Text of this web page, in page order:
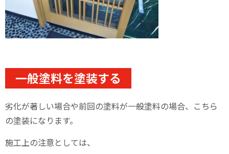
一般塗料を塗装する
劣化が著しい場合や前回の塗料が一般塗料の場合、こちら
の塗装になります。
施工上の注意としては、